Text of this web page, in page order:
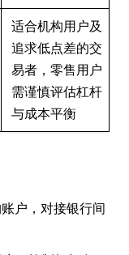
适合机构用户及
追求低点差的交
易者，零售用户
需谨慎评估杠杆
与成本平衡
户，对接银行间